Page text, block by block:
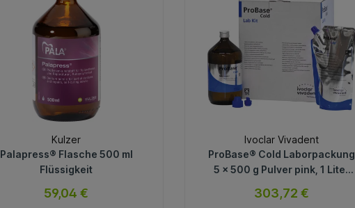
Kulzer
Palapress® Flasche 500 ml
Flüssigkeit
59,04 €
Ivoclar Vivadent
ProBase® Cold Laborpackung
5 x 500 g Pulver pink, 1 Liter
303,72 €